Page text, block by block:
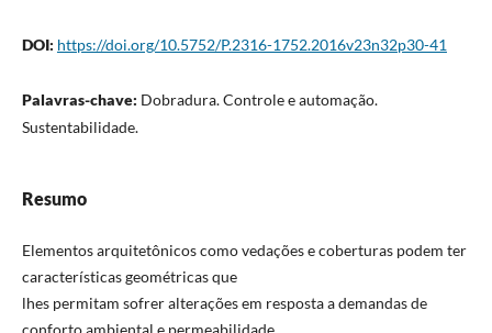
DOI: https://doi.org/10.5752/P.2316-1752.2016v23n32p30-41
Palavras-chave: Dobradura. Controle e automação.
Sustentabilidade.
Resumo
Elementos arquitetônicos como vedações e coberturas podem ter
características geométricas que
lhes permitam sofrer alterações em resposta a demandas de
conforto ambiental e permeabilidade